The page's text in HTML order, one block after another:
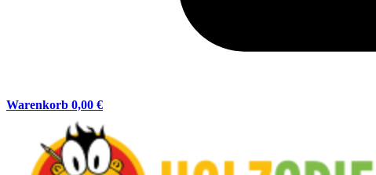
Warenkorb 0,00 €